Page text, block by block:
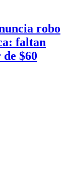
robo
faltan
$60